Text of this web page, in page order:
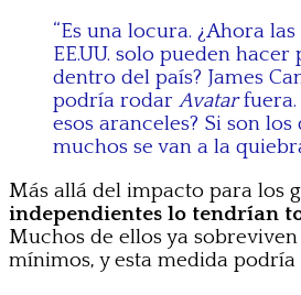
“Es una locura. ¿Ahora
EE.UU. solo pueden hacer
dentro del país? James
podría rodarAvatarfuera.
esos aranceles? Si son
muchos se van a la
Más allá del impacto para los
independientes lo tendrían
Muchos de ellos ya
mínimos, y esta medida